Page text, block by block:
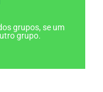
grupos, se um
grupo.